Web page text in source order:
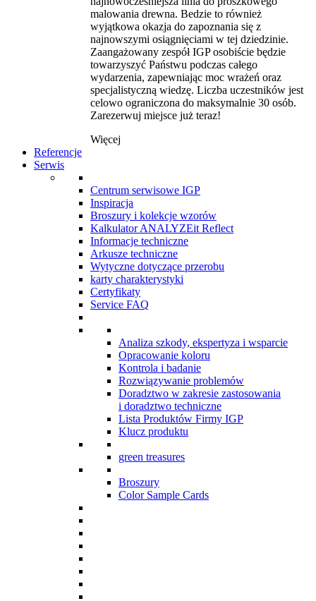
malowania drewna. Bedzie to również
wyjątkowa okazja do zapoznania się z
najnowszymi osiągnięciami w tej dziedzinie.
Zaangażowany zespół IGP osobiście będzie
towarzyszyć Państwu podczas całego
wydarzenia, zapewniając moc wrażeń oraz
specjalistyczną wiedzę. Liczba uczestników jest
celowo ograniczona do maksymalnie 30 osób.
Zarezerwuj miejsce już teraz!
Więcej
Referencje
Serwis
Centrum serwisowe IGP
Inspiracja
Broszury i kolekcje wzorów
Kalkulator ANALYZEit Reflect
Informacje techniczne
Arkusze techniczne
Wytyczne dotyczące przerobu
karty charakterystyki
Certyfikaty
Service FAQ
Analiza szkody, ekspertyza i wsparcie
Opracowanie koloru
Kontrola i badanie
Rozwiązywanie problemów
Doradztwo w zakresie zastosowania
i doradztwo techniczne
Lista Produktów Firmy IGP
Klucz produktu
green treasures
Broszury
Color Sample Cards